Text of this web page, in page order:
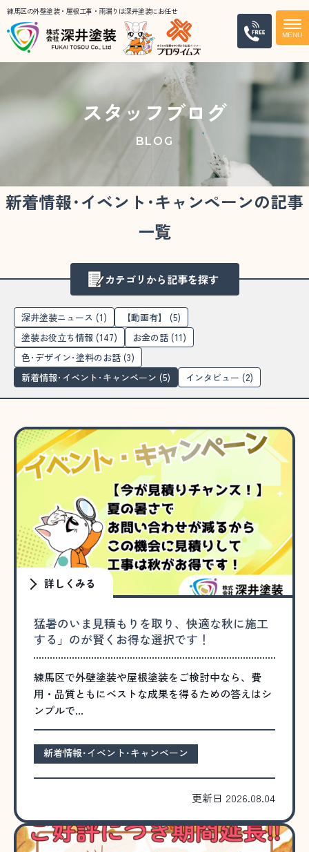
練馬区の外壁塗装・屋根工事・雨漏りは深井塗装にお任せ
電話
スタッフブログ
BLOG
新着情報･イベント･キャンペーンの記事
一覧
カテゴリから記事を探す
深井塗装ニュース (1) 【動画有】 (5)
塗装お役立ち情報 (147) お金の話 (11)
色･デザイン･塗料のお話 (3)
新着情報･イベント･キャンペーン (5) インタビュー (2)
猛暑のいま見積もりを取り、快適な秋に施工
する」のが賢くお得な選択です！
練馬区で外壁塗装や屋根塗装をご検討中なら、費
用・品質ともにベストな成果を得るための答えはシ
ンプルで…
新着情報･イベント･キャンペーン
更新日 2026.08.04
詳しくみる